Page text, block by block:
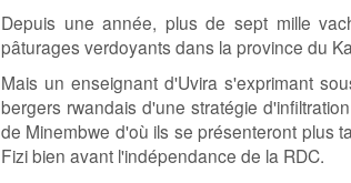
Depuis une année, plus de sept mille
pâturages verdoyants dans la province du
Mais un enseignant d'Uvira s'exprimant
bergers rwandais d'une stratégie
de Minembwe d'où ils se présenteront plus
Fizi bien avant l'indépendance de la RDC.